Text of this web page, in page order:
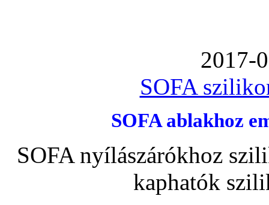
2017-
SOFA
SOFA ablakhoz
SOFA nyílászárókhoz
kaphatók